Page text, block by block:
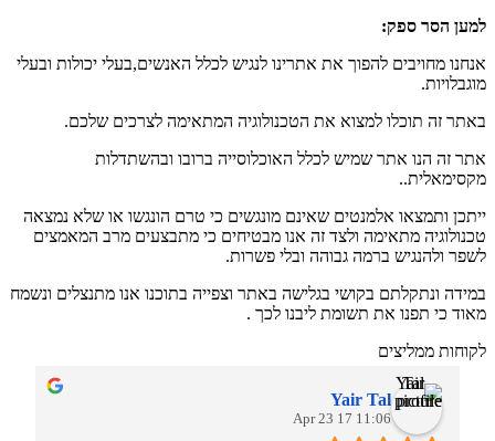
למען הסר ספק:
אנחנו מחויבים להפוך את אתרינו לנגיש לכלל האנשים,בעלי יכולות ובעלי
מוגבלויות.
באתר זה תוכלו למצוא את הטכנולוגיה המתאימה לצרכים שלכם.
אתר זה הנו אתר שמיש לכלל האוכלוסייה ברובו ובהשתדלות
מקסימאלית..
ייתכן ותמצאו אלמנטים שאינם מונגשים כי טרם הונגשו או שלא נמצאה
טכנולוגיה מתאימה ולצד זה אנו מבטיחים כי מתבצעים מרב המאמצים
לשפר ולהנגיש ברמה גבוהה ובלי פשרות.
במידה ונתקלתם בקושי בגלישה באתר וצפייה בתוכנו אנו מתנצלים ונשמח
מאוד כי תפנו את תשומת ליבנו לכך .
לקוחות ממליצים
Yair Tal
11:06 17 Apr 23